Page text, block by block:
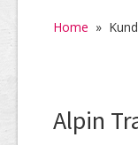
Home
Home »
Alpin